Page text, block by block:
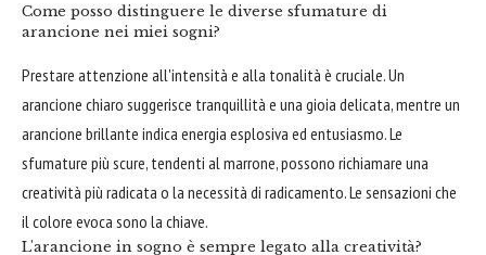
Come posso distinguere le diverse sfumature di
arancione nei miei sogni?
Prestare attenzione all'intensità e alla tonalità è cruciale. Un
arancione chiaro suggerisce tranquillità e una gioia delicata, mentre un
arancione brillante indica energia esplosiva ed entusiasmo. Le
sfumature più scure, tendenti al marrone, possono richiamare una
creatività più radicata o la necessità di radicamento. Le sensazioni che
il colore evoca sono la chiave.
L'arancione in sogno è sempre legato alla creatività?